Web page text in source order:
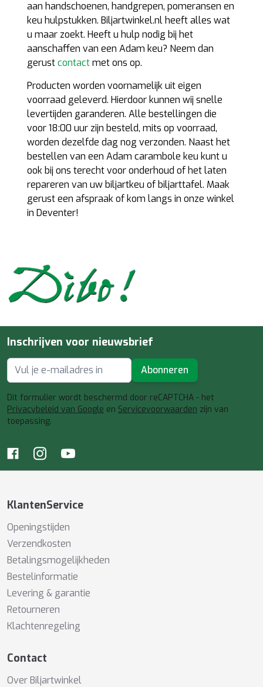
aan handschoenen, handgrepen, pomeransen en
keu hulpstukken. Biljartwinkel.nl heeft alles wat
u maar zoekt. Heeft u hulp nodig bij het
aanschaffen van een Adam keu? Neem dan
gerustcontactmet ons op.
Producten worden voornamelijk uit eigen
voorraad geleverd. Hierdoor kunnen wij snelle
levertijden garanderen. Alle bestellingen die
voor 18:00 uur zijn besteld, mits op voorraad,
worden dezelfde dag nog verzonden. Naast het
bestellen van een Adam carambole keu kunt u
ook bij ons terecht voor onderhoud of het laten
repareren van uw biljartkeu of biljarttafel. Maak
gerust een afspraak of kom langs in onze winkel
in Deventer!
Inschrijven voor nieuwsbrief
E-mailadres Abonneren
Dit formulier wordt beschermd door reCAPTCHA - het
Privacybeleid van Google en Servicevoorwaarden zijn van
toepassing.
KlantenService
Openingstijden
Verzendkosten
Betalingsmogelijkheden
Bestelinformatie
Levering & garantie
Retourneren
Klachtenregeling
Contact
Over Biljartwinkel